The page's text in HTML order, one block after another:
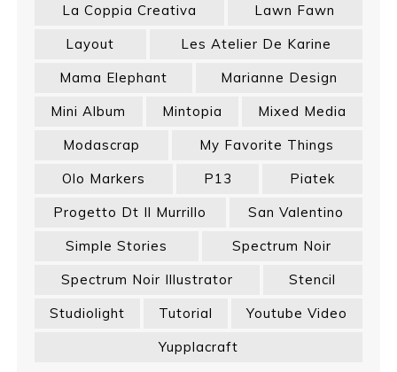
La Coppia Creativa
Lawn Fawn
Layout
Les Atelier De Karine
Mama Elephant
Marianne Design
Mini Album
Mintopia
Mixed Media
Modascrap
My Favorite Things
Olo Markers
P13
Piatek
Progetto Dt Il Murrillo
San Valentino
Simple Stories
Spectrum Noir
Spectrum Noir Illustrator
Stencil
Studiolight
Tutorial
Youtube Video
Yupplacraft